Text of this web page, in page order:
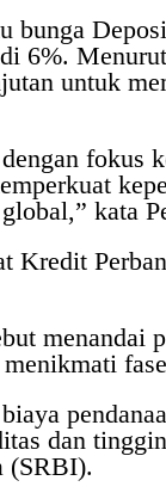
bunga
6%.
untuk
fokus
kata
Kredit
menandai
dan
(SRBI).